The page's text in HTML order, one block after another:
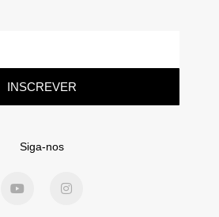
INSCREVER
Siga-nos